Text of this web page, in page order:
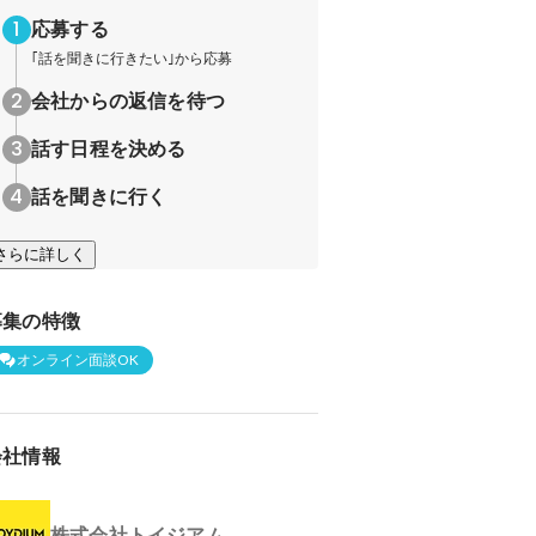
応募する
｢話を聞きに行きたい｣から応募
会社からの返信を待つ
話す日程を決める
話を聞きに行く
らに詳しく
の特徴
オンライン面談OK
情報